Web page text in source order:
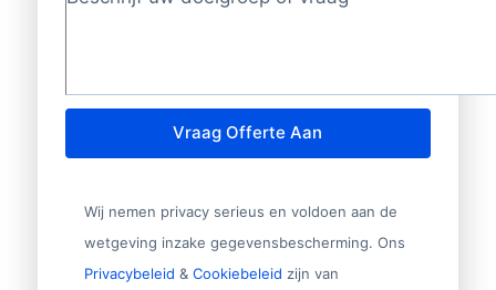
Doelgroep/vraag?
*
Vraag Offerte Aan
Wij nemen privacy serieus en voldoen aan de
wetgeving inzake gegevensbescherming. Ons
Privacybeleid & Cookiebeleid zijn van